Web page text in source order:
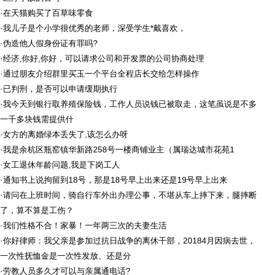
·在天猫购买了百草味零食
·我儿子是个小学很优秀的老师，深受学生*戴喜欢，
·伪造他人假身份证有罪吗?
·经济,你好,你好，可以请求公司和开发票的公司协商处理
·通过朋友介绍群里买玉一个平台全程店长交给怎样操作
·已判刑，是否可以申请缓期执行
·我今天到银行取养殖保险钱，工作人员说钱已被取走，这笔虽说是不多
一千多块钱需提供什
·女方的离婚绿本丢失了,该怎么办呀
·我是余杭区瓶窑镇华新路258号一楼商铺业主（属瑞达城市花苑1
·女工退休年龄问题,我是下岗工人
·通知书上说拘留到18号，那是18号早上出来还是19号早上出来
·请问在上班时间，骑自行车外出办理公事，不堪从车上摔下来，腿摔断
了，算不算是工伤？
·我们性格不合！家暴！一年两三次的夫妻生活
·你好律师：我父亲是参加过抗日战争的离休干部，20184月因病去世，
一次性抚恤金是一次性发放、还是分
·劳教人员多久才可以与亲属通电话?